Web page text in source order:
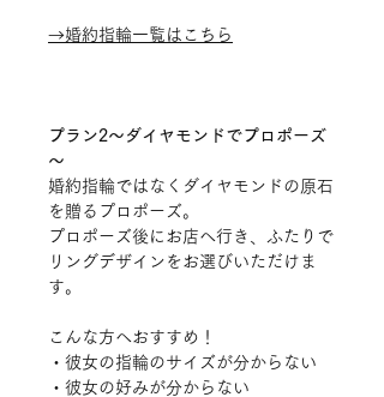
→婚約指輪一覧はこちら
プラン2～ダイヤモンドでプロポーズ
～
婚約指輪ではなくダイヤモンドの原石
を贈るプロポーズ。
プロポーズ後にお店へ行き、ふたりで
リングデザインをお選びいただけま
す。
こんな方へおすすめ！
・彼女の指輪のサイズが分からない
・彼女の好みが分からない